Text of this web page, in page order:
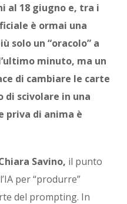
al 18 giugno e, tra i
è ormai una
solo un “oracolo” a
minuto, ma un
di cambiare le carte
di scivolare in una
priva di anima è
Savino, il punto
per “produrre”
del prompting. In